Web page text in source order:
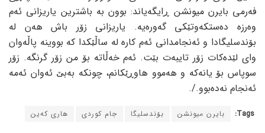
فەرمی بایرن میونشن ڕایگەیاند: بوون بە باشترین یاریزانی ئەم
وەرزە دەستکەوتێکی گەورەیە. یاریزانی زۆر باش هەن لە
بۆندسلیگادا و ئەنجامدانی ئەم کارە لە ساڵێکدا کە بووینە پاڵەوان
وای لێدەکات زۆر تایبەت بێت. ئەم خەڵاتە بۆ من زۆر گرنگە. زۆر
سوپاس بۆ یانەکە و هەموو هاوڕێکانم، چونکە بەبێ ئەوان ئەمە
ئەنجام نەدەبوو./.
Tags: بایرن میونشن بۆندسلیگا جام کوردی هاری کەین